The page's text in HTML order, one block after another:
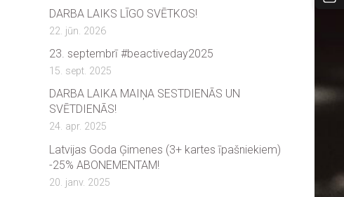
DARBA LAIKS LĪGO SVĒTKOS!
22. jūn. 2026
23. septembrī #beactiveday2025
15. sept. 2025
DARBA LAIKA MAIŅA SESTDIENĀS UN
SVĒTDIENĀS!
24. apr. 2025
Latvijas Goda Ģimenes (3+ kartes īpašniekiem)
-25% ABONEMENTAM!
20. janv. 2025